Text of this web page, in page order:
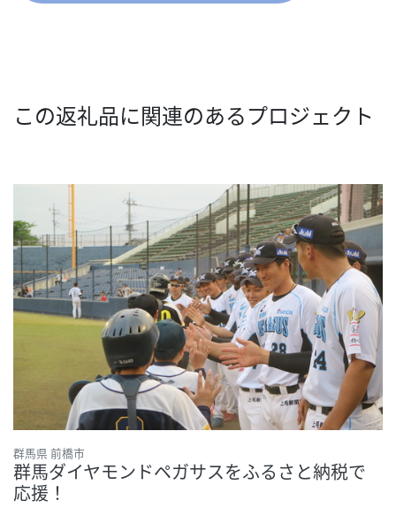
この返礼品に関連のあるプロジェクト
群馬県 前橋市
群馬ダイヤモンドペガサスをふるさと納税で
応援！